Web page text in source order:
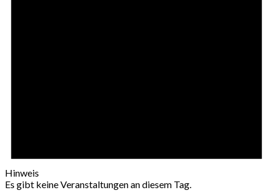
Hinweis
Es gibt keine Veranstaltungen an diesem Tag.